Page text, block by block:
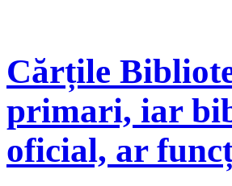
Cărțile
primari, iar
oficial, ar